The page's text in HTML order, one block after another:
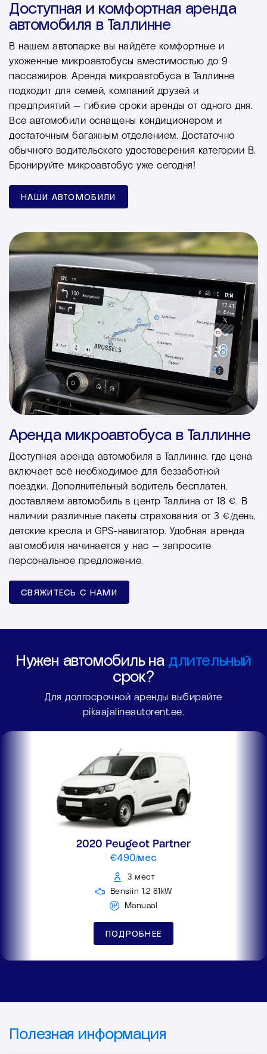
Доступная и комфортная аренда
автомобиля в Таллинне
В нашем автопарке вы найдёте комфортные и
ухоженные микроавтобусы вместимостью до 9
пассажиров. Аренда микроавтобуса в Таллинне
подходит для семей, компаний друзей и
предприятий — гибкие сроки аренды от одного дня.
Все автомобили оснащены кондиционером и
достаточным багажным отделением. Достаточно
обычного водительского удостоверения категории B.
Бронируйте микроавтобус уже сегодня!
НАШИ АВТОМОБИЛИ
Аренда микроавтобуса в Таллинне
Доступная аренда автомобиля в Таллинне, где цена
включает всё необходимое для беззаботной
поездки. Дополнительный водитель бесплатен,
доставляем автомобиль в центр Таллина от 18 €. В
наличии различные пакеты страхования от 3 €/день,
детские кресла и GPS-навигатор. Удобная аренда
автомобиля начинается у нас — запросите
персональное предложение.
СВЯЖИТЕСЬ С НАМИ
Нужен автомобиль на длительный
срок?
Для долгосрочной аренды выбирайте
pikaajalineautorent.ee.
2020 Peugeot Partner
€490/мес
3 мест
Bensiin 1.2 81kW
Manuaal
ПОДРОБНЕЕ
Полезная информация